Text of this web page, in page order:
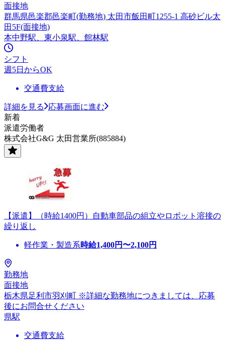
面接地
群馬県邑楽郡邑楽町(勤務地) 太田市飯田町1255-1 高砂ビル太
田5F(面接地)
本中野駅、東小泉駅、館林駅
シフト
週5日からOK
交通費支給
詳細を見る
応募画面に進む
新着
派遣労働者
株式会社G&G 太田営業所(885884)
【派遣】（時給1400円）自動車部品の組立やロボット溶接の
繰り返し
軽作業・製造系時給1,400円〜2,100円
勤務地
面接地
栃木県足利市羽刈町 ※詳細な勤務地につきましては、応募
後にお問合せください
県駅
交通費支給